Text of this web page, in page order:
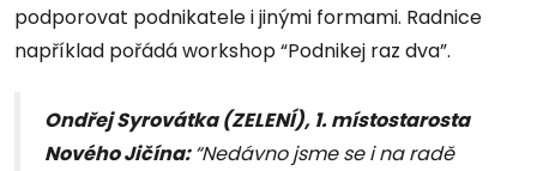
podporovat podnikatele i jinými formami. Radnice
například pořádá workshop “Podnikej raz dva”.
Ondřej Syrovátka (ZELENÍ), 1. místostarosta
Nového Jičína:“Nedávno jsme se i na radě